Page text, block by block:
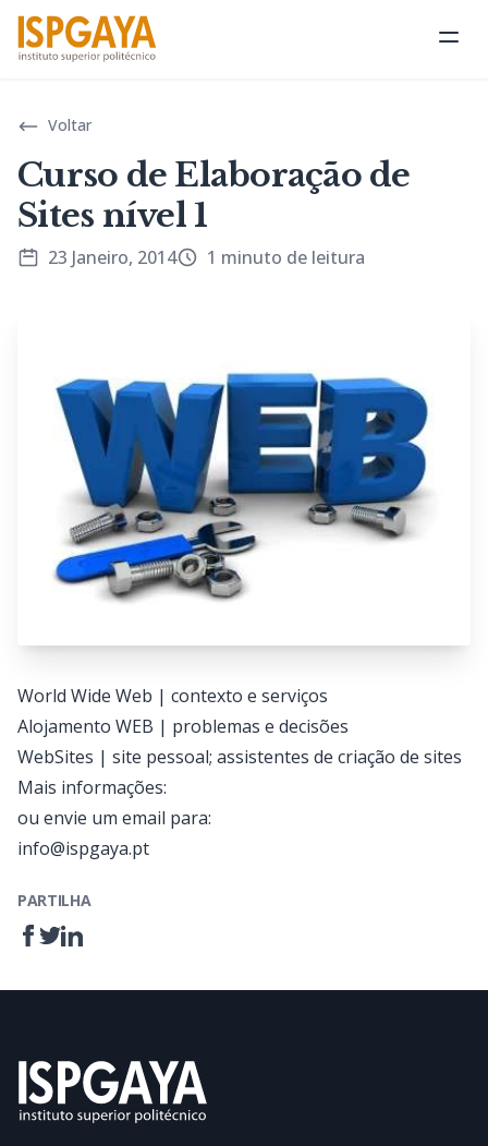
Voltar
Curso de Elaboração de
Sites nível 1
23 Janeiro, 2014 1 minuto de leitura
World Wide Web | contexto e serviços
Alojamento WEB | problemas e decisões
WebSites | site pessoal; assistentes de criação de sites
Mais informações:
ou envie um email para:
info@ispgaya.pt
PARTILHA